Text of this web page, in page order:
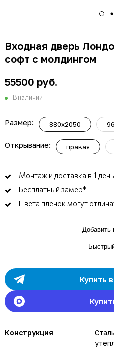
Входная дверь
софт с молдингом
55500 руб.
В наличии
Размер: 880x2050
Открывание: правая
Монтаж и доставка в 1 день
Бесплатный замер*
Цвета пленок могут
Добавить
Купить
Конструкция